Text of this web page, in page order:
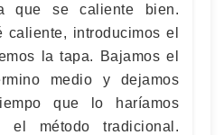
que se caliente bien.
introducimos el
la tapa. Bajamos el
medio y dejamos
que lo haríamos
el método tradicional.